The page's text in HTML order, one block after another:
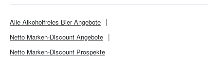
Alle Alkoholfreies BierAngebote
Netto Marken-Discount Angebote
Netto Marken-Discount Prospekte